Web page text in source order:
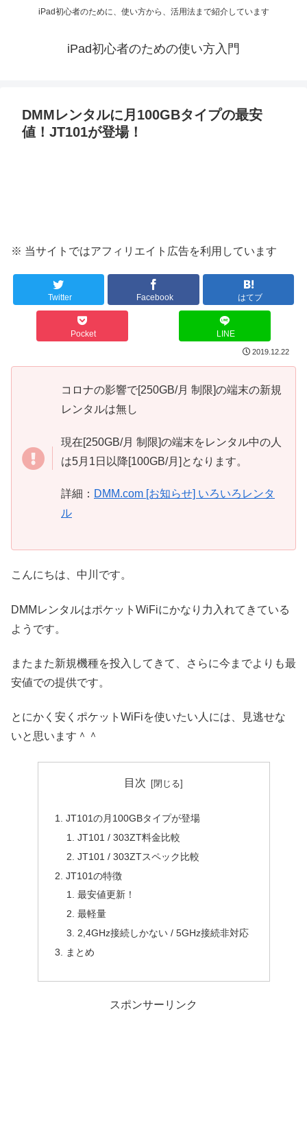
iPad初心者のために、使い方から、活用法まで紹介しています
iPad初心者のための使い方入門
DMMレンタルに月100GBタイプの最安
値！JT101が登場！
※ 当サイトではアフィリエイト広告を利用しています
Twitter Facebook はてブ
Pocket LINE
2019.12.22
コロナの影響で[250GB/月 制限]の端末の新規
レンタルは無し
現在[250GB/月 制限]の端末をレンタル中の人
は5月1日以降[100GB/月]となります。
詳細： DMM.com [お知らせ] いろいろレンタ
ル
こんにちは、中川です。
DMMレンタルはポケットWiFiにかなり力入れてきている
ようです。
またまた新規機種を投入してきて、さらに今までよりも最
安値での提供です。
とにかく安くポケットWiFiを使いたい人には、見逃せな
いと思います＾＾
目次
JT101の月100GBタイプが登場
JT101 / 303ZT料金比較
JT101 / 303ZTスペック比較
JT101の特徴
最安値更新！
最軽量
2,4GHz接続しかない / 5GHz接続非対応
まとめ
スポンサーリンク